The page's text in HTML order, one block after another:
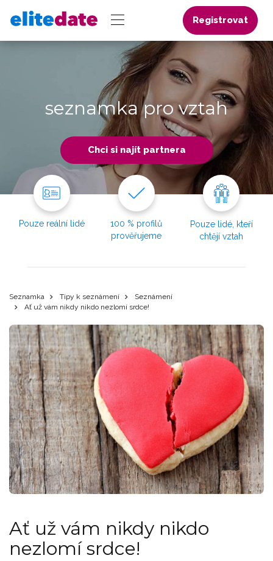
Registrovat
seznamka pro vztah
Chci si najít partnera
Pouze reální lidé
100 % profilů
prověřujeme
Pouze lidé, kteří
chtějí vztah
Seznamka Tipy k seznámení
Seznámení
Ať už vám nikdy nikdo nezlomí srdce!
Ať už vám nikdy nikdo
nezlomí srdce!